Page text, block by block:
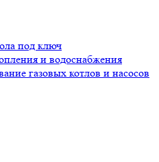
под ключ
и водоснабжения
газовых котлов и насосов